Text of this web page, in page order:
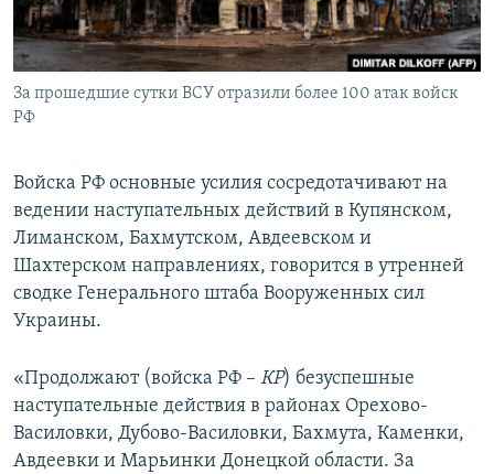
ПОБЕДИТЕЛЕЙ НЕ СУДЯТ?
КРЫМ.НЕПОКОРЕННЫЙ
ELIFBE
ПРИСОЕДИНЯЙТЕСЬ!
За прошедшие сутки ВСУ отразили более 100 атак войск
РФ
Войска РФ основные усилия сосредотачивают на
ведении наступательных действий в Купянском,
Лиманском, Бахмутском, Авдеевском и
Шахтерском направлениях, говорится в утренней
сводке Генерального штаба Вооруженных сил
Украины.
«Продолжают (войска РФ – КР) безуспешные
наступательные действия в районах Орехово-
Василовки, Дубово-Василовки, Бахмута, Каменки,
Авдеевки и Марьинки Донецкой области. За